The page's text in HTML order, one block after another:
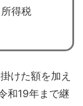
得税
けた額を加え
和19年まで継